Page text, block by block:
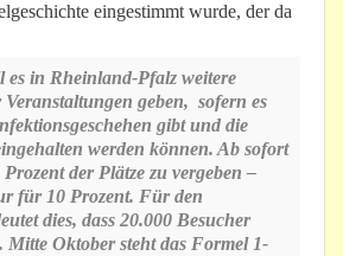
eingestimmt wurde, der da
es in Rheinland-Pfalz weitere
geben, sofern es
gibt und die
werden können. Ab sofort
der Plätze zu vergeben –
für 10 Prozent. Für den
dies, dass 20.000 Besucher
Mitte Oktober steht das Formel 1-